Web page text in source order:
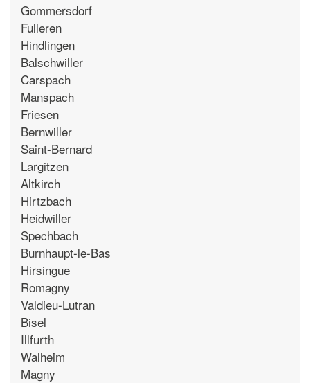
Gommersdorf
Fulleren
Hindlingen
Balschwiller
Carspach
Manspach
Friesen
Bernwiller
Saint-Bernard
Largitzen
Altkirch
Hirtzbach
Heidwiller
Spechbach
Burnhaupt-le-Bas
Hirsingue
Romagny
Valdieu-Lutran
Bisel
Illfurth
Walheim
Magny